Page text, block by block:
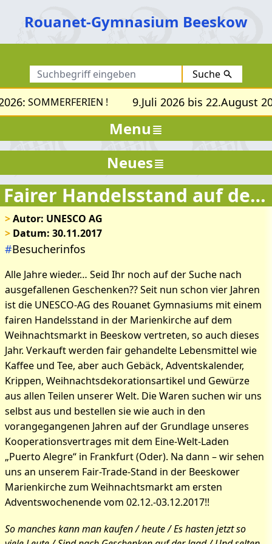
Rouanet-Gymnasium Beeskow
Suche
SOMMERFERIEN ! 9.Juli 2026 bis 22.August
Menu
Fairer Handelsstand auf dem Weihnachtsmarkt
>Autor: UNESCO AG
> Datum: 30.11.2017
#Besucherinfos
Alle Jahre wieder… Seid Ihr noch auf der Suche nach
ausgefallenen Geschenken?? Seit nun schon vier Jahren
ist die UNESCO-AG des Rouanet Gymnasiums mit einem
fairen Handelsstand in der Marienkirche auf dem
Weihnachtsmarkt in Beeskow vertreten, so auch dieses
Jahr. Verkauft werden fair gehandelte Lebensmittel wie
Kaffee und Tee, aber auch Gebäck, Adventskalender,
Krippen, Weihnachtsdekorationsartikel und Gewürze
aus allen Teilen unserer Welt. Die Waren suchen wir uns
selbst aus und bestellen sie wie auch in den
vorangegangenen Jahren auf der Grundlage unseres
Kooperationsvertrages mit dem Eine-Welt-Laden
„Puerto Alegre“ in Frankfurt (Oder). Na dann – wir sehen
uns an unserem Fair-Trade-Stand in der Beeskower
Marienkirche zum Weihnachtsmarkt am ersten
Adventswochenende vom 02.12.-03.12.2017!!
So manches kann man kaufen / heute / Es hasten jetzt so
Neues